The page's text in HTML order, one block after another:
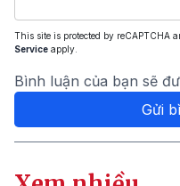
This site is protected by reCAPTCHA
Service apply.
Bình luận của bạn sẽ
Gửi